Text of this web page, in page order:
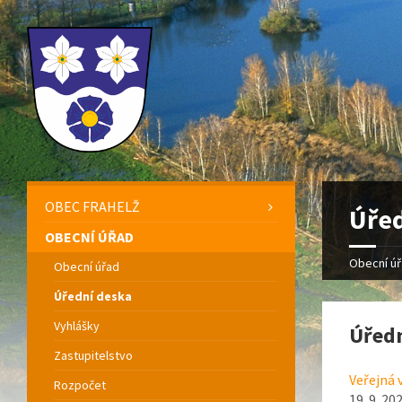
Obecní
Veřejná
OBEC FRAHELŽ
OBECNÍ ÚŘAD
Obecní úřad
Úřední deska
Vyhlášky
Zastupitelstvo
Rozpočet